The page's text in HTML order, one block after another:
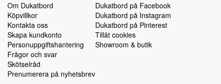
Om Dukatbord
Köpvillkor
Kontakta oss
Skapa kundkonto
Personuppgiftshantering
Frågor och svar
Skötselråd
Prenumerera på nyhetsbrev
Dukatbord på Facebook
Dukatbord på Instagram
Dukatbord på Pinterest
Tillåt cookies
Showroom & butik